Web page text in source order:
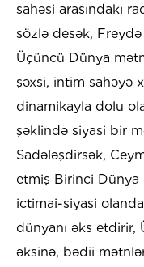
sahəsi arasındakı
sözlə desək, Freydə
Üçüncü Dünya
şəxsi, intim sahəyə
dinamikayla dolu
şəklində siyasi bir
Sadələşdirsək,
etmiş Birinci Dünya
ictimai-siyasi
dünyanı əks
əksinə, bədii